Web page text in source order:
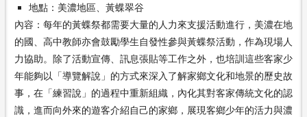
地點：美濃地區、黃蝶翠谷
內容：每年的黃蝶祭都需要大量的人力來支援活動進行，美濃在地
的國、高中教師亦會鼓勵學生自發性參與黃蝶祭活動，作為現場人
力協助。除了活動宣傳、訊息張貼等工作之外，也培訓這些客家少
年能夠以「導覽解說」的方式來深入了解家鄉文化和地景的歷史故
事，在「練習說」的過程中重新組織，內化其對客家傳統文化的認
識，進而向外來的遊客介紹自己的家鄉，展現客鄉少年的活力與濃